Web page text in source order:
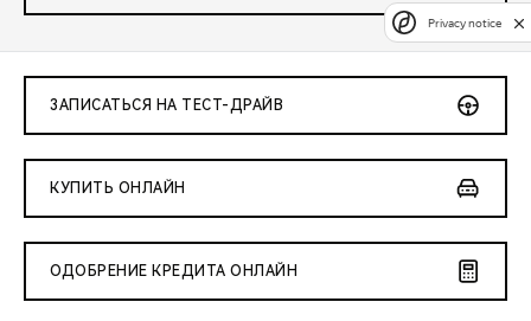
ЗАПИСАТЬСЯ НА ТЕСТ-ДРАЙВ
КУПИТЬ ОНЛАЙН
ОДОБРЕНИЕ КРЕДИТА ОНЛАЙН
Privacy notice